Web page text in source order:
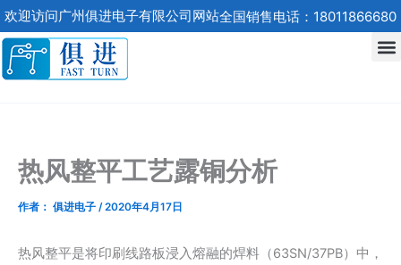
跳
至
内
容
欢迎访问广州俱进电子有限公司网站全国销售电话：18011866680
热风整平工艺露铜分析
作者： 俱进电子 /2020年4月17日
热风整平是将印刷线路板浸入熔融的焊料（63SN/37PB）中，